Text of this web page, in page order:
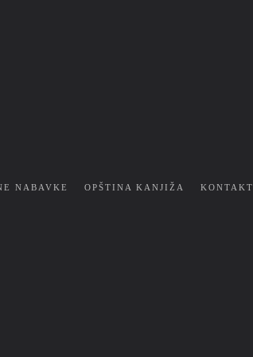
NABAVKE OPŠTINA KANJIŽA KONTAKT